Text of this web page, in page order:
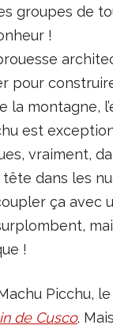
groupes de
!
pour
la montagne,
est
vraiment,
dans les
ça avec
!
Picchu,
de Cusco.